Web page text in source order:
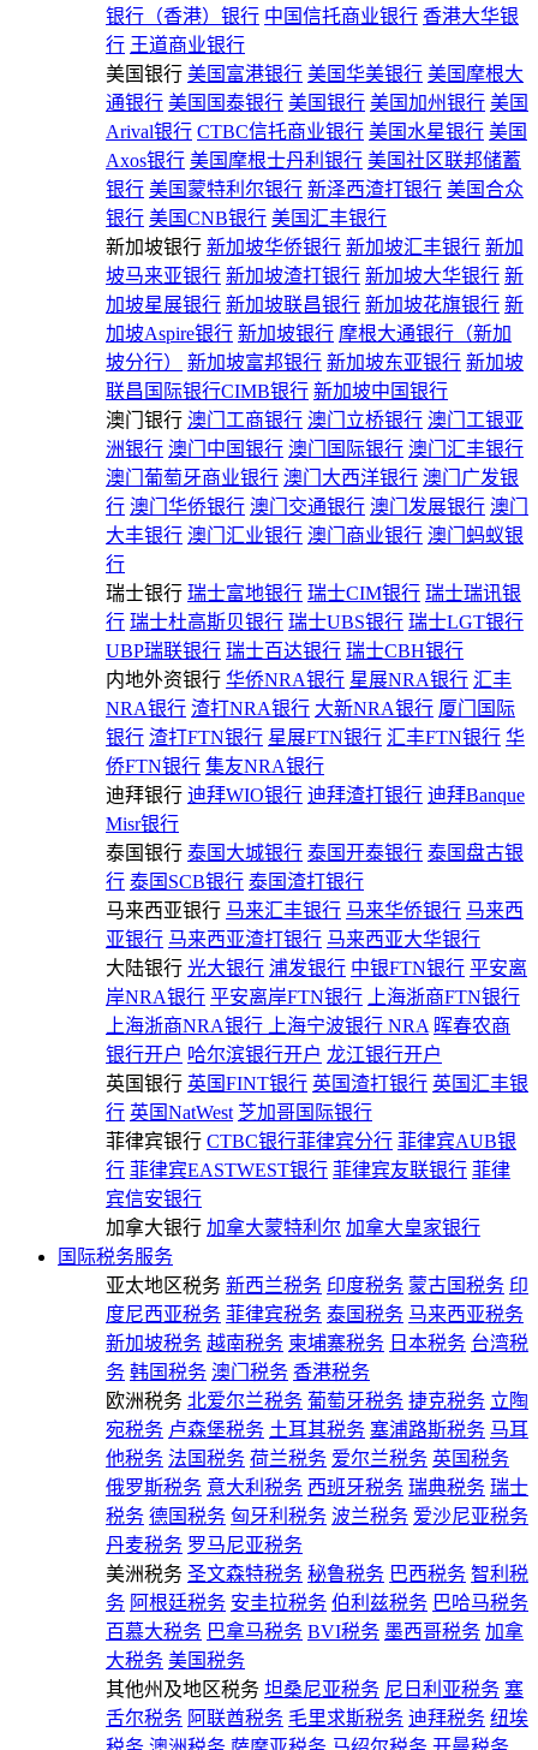
银行（香港）银行 中国信托商业银行 香港大华银
行 王道商业银行
美国银行 美国富港银行 美国华美银行 美国摩根大
通银行 美国国泰银行 美国银行 美国加州银行 美国
Arival银行 CTBC信托商业银行 美国水星银行 美国
Axos银行 美国摩根士丹利银行 美国社区联邦储蓄
银行 美国蒙特利尔银行 新泽西渣打银行 美国合众
银行 美国CNB银行 美国汇丰银行
新加坡银行 新加坡华侨银行 新加坡汇丰银行 新加
坡马来亚银行 新加坡渣打银行 新加坡大华银行 新
加坡星展银行 新加坡联昌银行 新加坡花旗银行 新
加坡Aspire银行 新加坡银行 摩根大通银行（新加
坡分行）
新加坡富邦银行 新加坡东亚银行 新加坡
联昌国际银行CIMB银行 新加坡中国银行
澳门银行 澳门工商银行 澳门立桥银行 澳门工银亚
洲银行 澳门中国银行 澳门国际银行 澳门汇丰银行
澳门葡萄牙商业银行 澳门大西洋银行 澳门广发银
行 澳门华侨银行 澳门交通银行 澳门发展银行 澳门
大丰银行 澳门汇业银行 澳门商业银行 澳门蚂蚁银
行
瑞士银行 瑞士富地银行 瑞士CIM银行 瑞士瑞讯银
行 瑞士杜高斯贝银行 瑞士UBS银行 瑞士LGT银行
UBP瑞联银行 瑞士百达银行 瑞士CBH银行
内地外资银行 华侨NRA银行 星展NRA银行 汇丰
NRA银行 渣打NRA银行 大新NRA银行 厦门国际
银行 渣打FTN银行 星展FTN银行 汇丰FTN银行 华
侨FTN银行 集友NRA银行
迪拜银行 迪拜WIO银行 迪拜渣打银行 迪拜Banque
Misr银行
泰国银行 泰国大城银行 泰国开泰银行 泰国盘古银
行 泰国SCB银行 泰国渣打银行
马来西亚银行 马来汇丰银行 马来华侨银行 马来西
亚银行 马来西亚渣打银行 马来西亚大华银行
大陆银行 光大银行 浦发银行 中银FTN银行 平安离
岸NRA银行 平安离岸FTN银行
上海浙商FTN银行
上海浙商NRA银行
上海宁波银行 NRA 晖春农商
银行开户 哈尔滨银行开户 龙江银行开户
英国银行 英国FINT银行 英国渣打银行 英国汇丰银
行 英国NatWest 芝加哥国际银行
菲律宾银行 CTBC银行菲律宾分行 菲律宾AUB银
行 菲律宾EASTWEST银行 菲律宾友联银行 菲律
宾信安银行
加拿大银行 加拿大蒙特利尔 加拿大皇家银行
国际税务服务
亚太地区税务 新西兰税务 印度税务 蒙古国税务 印
度尼西亚税务 菲律宾税务 泰国税务 马来西亚税务
新加坡税务 越南税务 柬埔寨税务 日本税务 台湾税
务 韩国税务 澳门税务 香港税务
欧洲税务 北爱尔兰税务 葡萄牙税务 捷克税务 立陶
宛税务 卢森堡税务 土耳其税务 塞浦路斯税务 马耳
他税务 法国税务 荷兰税务 爱尔兰税务 英国税务
俄罗斯税务 意大利税务 西班牙税务 瑞典税务 瑞士
税务 德国税务 匈牙利税务 波兰税务 爱沙尼亚税务
丹麦税务 罗马尼亚税务
美洲税务 圣文森特税务 秘鲁税务 巴西税务 智利税
务 阿根廷税务 安圭拉税务 伯利兹税务 巴哈马税务
百慕大税务 巴拿马税务 BVI税务 墨西哥税务 加拿
大税务 美国税务
其他州及地区税务 坦桑尼亚税务 尼日利亚税务 塞
舌尔税务 阿联酋税务 毛里求斯税务 迪拜税务 纽埃